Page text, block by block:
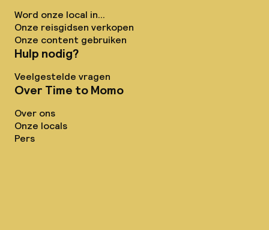
Word onze local in...
Onze reisgidsen verkopen
Onze content gebruiken
Hulp nodig?
Veelgestelde vragen
Over Time to Momo
Over ons
Onze locals
Pers